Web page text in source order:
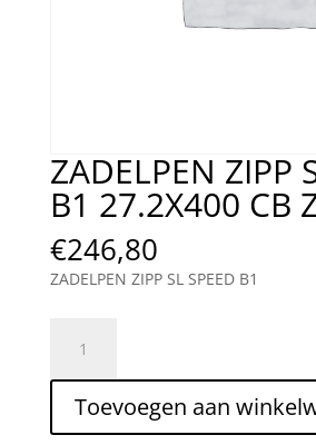
ZADELPEN ZIPP
B1 27.2X400 CB
€246,80
ZADELPEN ZIPP SL SPEED B1
SL
SPEED
B1
Toevoegen aan